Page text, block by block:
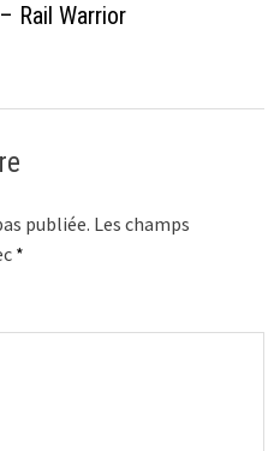
Rail Warrior
publiée. Les champs
*